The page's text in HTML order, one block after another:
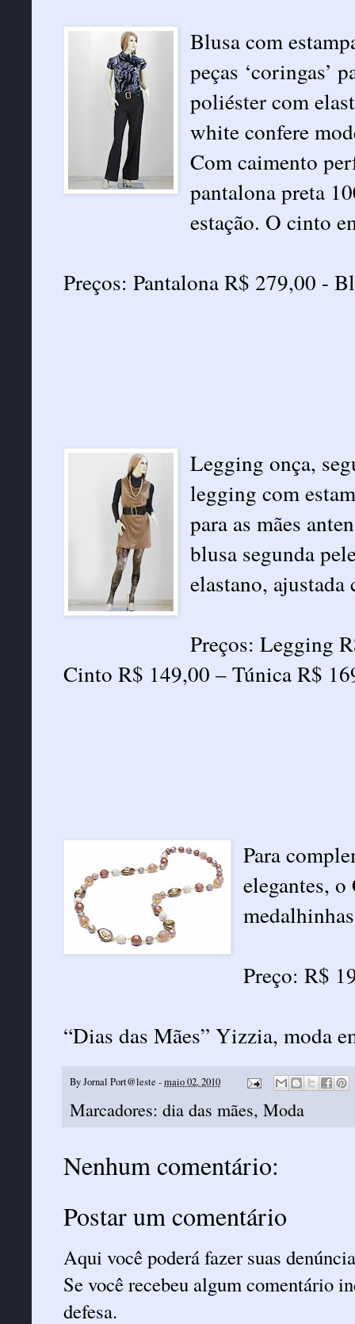
Blusa com
peças ‘coringas’
poliéster com
white confere
Com caimento
pantalona preta
estação. O cinto
Preços: Pantalona R$ 279,00 -
Legging onça,
legging com
para as mães
blusa segunda
elastano,
Preços: Legging
Cinto R$ 149,00 – Túnica R$
Para
elegantes,
Preço: R$
“Dias das Mães” Yizzia, moda
ByJornal Port@leste -maio 02, 2010
Marcadores: dia das mães, Moda
Nenhum comentário:
Postar um comentário
Aqui você poderá fazer suas
Se você recebeu algum comentário
defesa.